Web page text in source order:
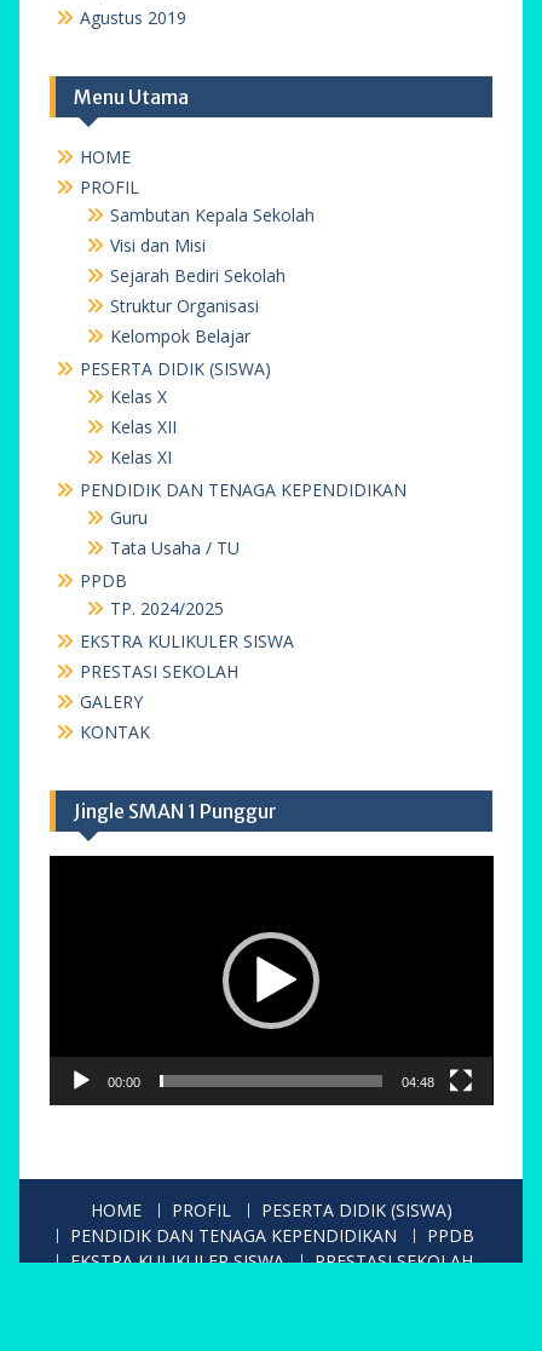
Agustus 2019
Menu Utama
HOME
PROFIL
Sambutan Kepala Sekolah
Visi dan Misi
Sejarah Bediri Sekolah
Struktur Organisasi
Kelompok Belajar
PESERTA DIDIK (SISWA)
Kelas X
Kelas XII
Kelas XI
PENDIDIK DAN TENAGA KEPENDIDIKAN
Guru
Tata Usaha / TU
PPDB
TP. 2024/2025
EKSTRA KULIKULER SISWA
PRESTASI SEKOLAH
GALERY
KONTAK
Jingle SMAN 1 Punggur
00:00 04:48
HOME PROFIL
PESERTA DIDIK (SISWA)
PENDIDIK DAN TENAGA KEPENDIDIKAN
PPDB
EKSTRA KULIKULER SISWA
PRESTASI SEKOLAH